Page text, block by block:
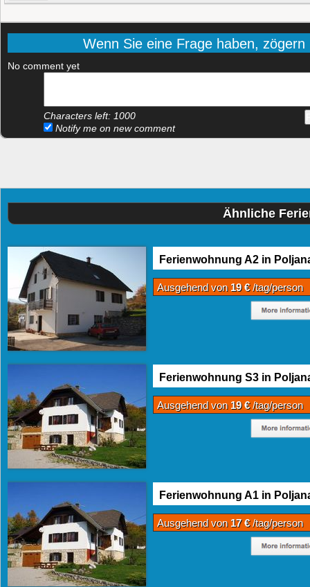
Wenn Sie eine Frage haben,
No comment yet
Characters left: 1000
Notify me on new comment
Ähnliche
Ferienwohnung A2 in
Ausgehend von 19 €/tag/person
Ferienwohnung S3 in
Ausgehend von 19 €/tag/person
Ferienwohnung A1 in
Ausgehend von 17 €/tag/person